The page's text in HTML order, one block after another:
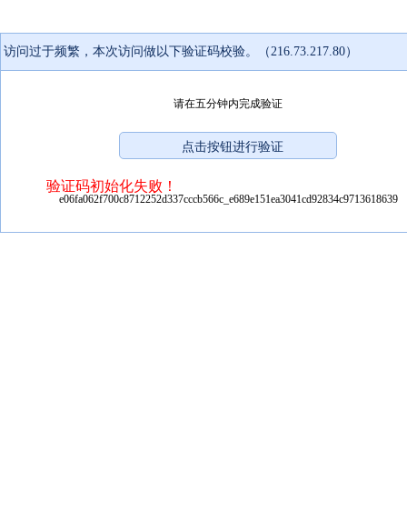
访问过于频繁，本次访问做以下验证码校验。（216.73.217.80）
请在五分钟内完成验证
验证码初始化失败！
e06fa062f700c8712252d337cccb566c_e689e151ea3041cd92834c9713618639